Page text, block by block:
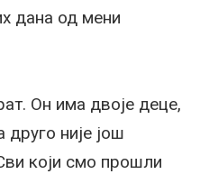
дана од мени
Он има двоје деце,
друго није још
који смо прошли